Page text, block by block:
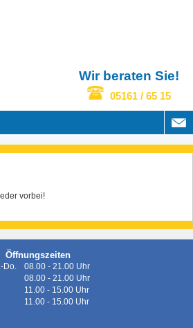
Wir beraten Sie!
05161 / 65 15
vorbei!
Öffnungszeiten
Do.
08.00 - 21.00 Uhr
08.00 - 21.00 Uhr
11.00 - 15.00 Uhr
11.00 - 15.00 Uhr